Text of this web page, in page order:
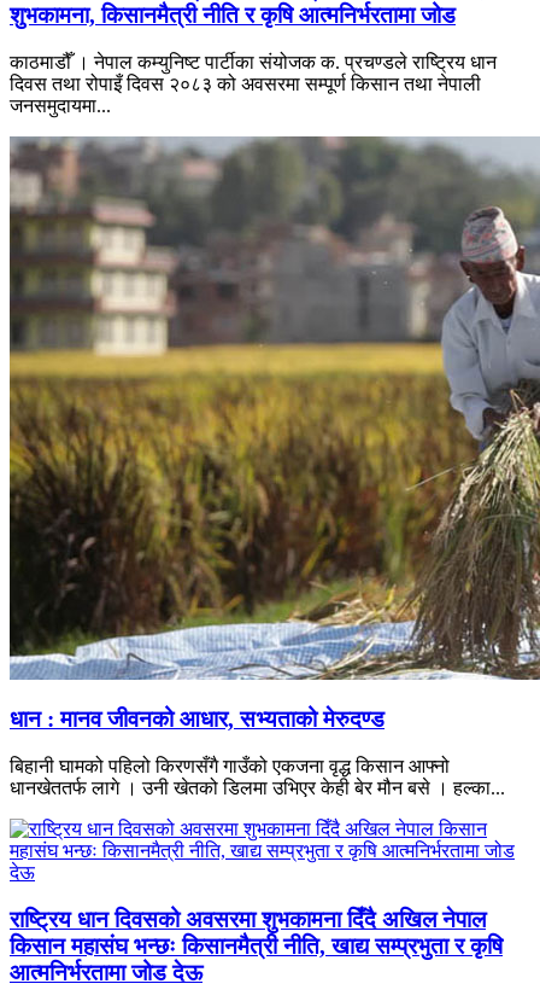
शुभकामना, किसानमैत्री नीति र कृषि आत्मनिर्भरतामा जोड
काठमाडौँ । नेपाल कम्युनिष्ट पार्टीका संयोजक क. प्रचण्डले राष्ट्रिय धान
दिवस तथा रोपाइँ दिवस २०८३ को अवसरमा सम्पूर्ण किसान तथा नेपाली
जनसमुदायमा...
धान : मानव जीवनको आधार, सभ्यताको मेरुदण्ड
बिहानी घामको पहिलो किरणसँगै गाउँको एकजना वृद्ध किसान आफ्नो
धानखेततर्फ लागे । उनी खेतको डिलमा उभिएर केही बेर मौन बसे । हल्का...
राष्ट्रिय धान दिवसको अवसरमा शुभकामना दिँदै अखिल नेपाल
किसान महासंघ भन्छः किसानमैत्री नीति, खाद्य सम्प्रभुता र कृषि
आत्मनिर्भरतामा जोड देऊ